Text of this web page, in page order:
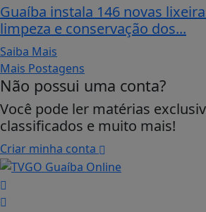
Guaíba instala 146 novas
limpeza e conservação dos...
Saiba Mais
Mais Postagens
Não possui uma conta?
Você pode ler matérias
classificados e muito mais!
Criar minha conta